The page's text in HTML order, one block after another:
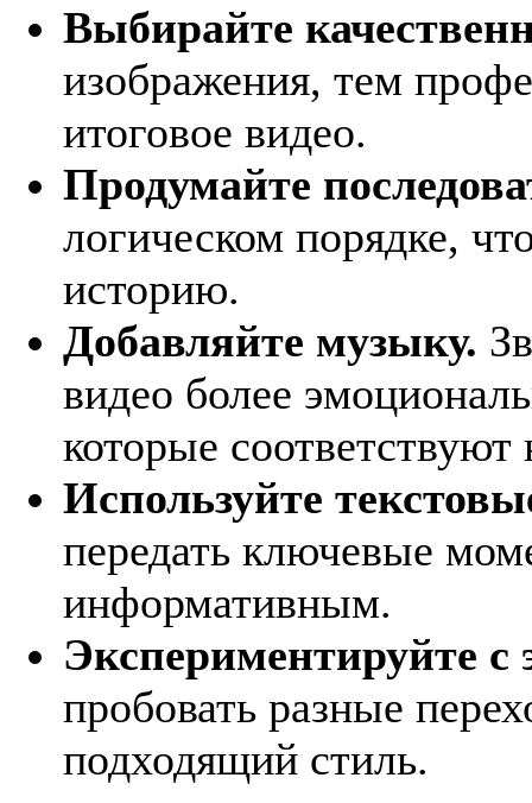
Выбирайте
изображения, тем
итоговое видео.
Продумайте
логическом порядке,
историю.
Добавляйте музыку.
видео более
которые
Используйте
передать ключевые
информативным.
Экспериментируйте
пробовать разные
подходящий стиль.